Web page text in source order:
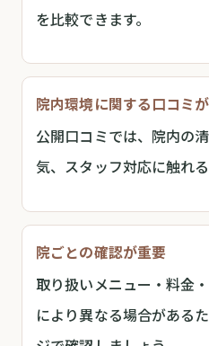
を比較できます。
院内環境に関する口コミ
公開口コミでは、院内の
気、スタッフ対応に触れ
院ごとの確認が重要
取り扱いメニュー・料金
により異なる場合がある